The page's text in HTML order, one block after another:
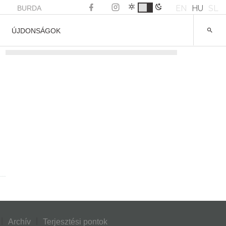
BURDA EN HU SL
ÚJDONSÁGOK
Archív Terjesztési pontok